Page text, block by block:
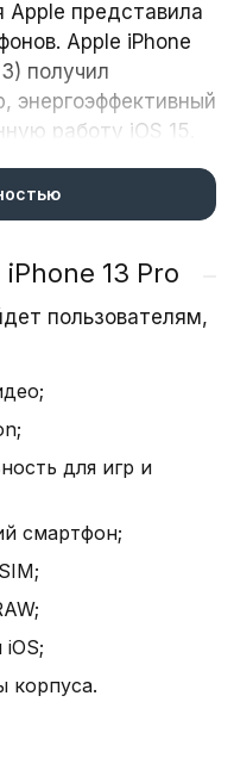
Apple представила
Apple iPhone
получил
энергоэффективный
работу iOS 15.
IP68
и пыли.
гранями и
премиальный
XDR
до 120 Гц.
обеспечивает
экономить заряд
13 Pro
пользователям,
для игр и
смартфон;
корпуса.